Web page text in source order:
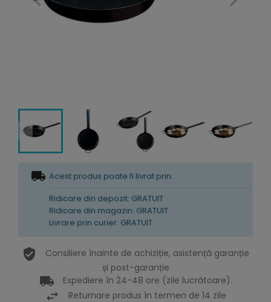
Acest produs poate fi livrat prin:
Ridicare din depozit: GRATUIT
Ridicare din magazin: GRATUIT
Livrare prin curier: GRATUIT
Consiliere înainte de achiziție, asistență garanție
și post-garanție
Expediere în 24-48 ore (zile lucrătoare).
Returnare produs în termen de 14 zile